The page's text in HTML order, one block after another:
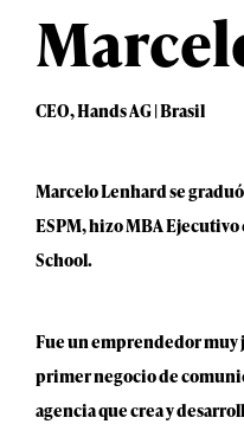
CEO, Hands AG | Brasil
Marcelo Lenhard se
ESPM, hizo MBA
School.
Fue un emprendedor muy
primer negocio de
agencia que crea y